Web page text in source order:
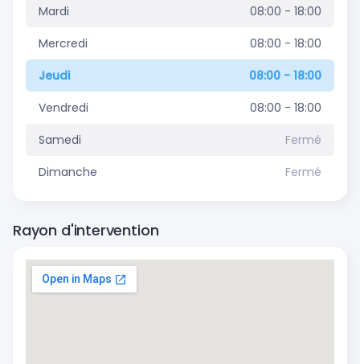
Mardi
08:00 - 18:00
Mercredi
08:00 - 18:00
Jeudi
08:00 - 18:00
Vendredi
08:00 - 18:00
Samedi
Fermé
Dimanche
Fermé
Rayon d'intervention